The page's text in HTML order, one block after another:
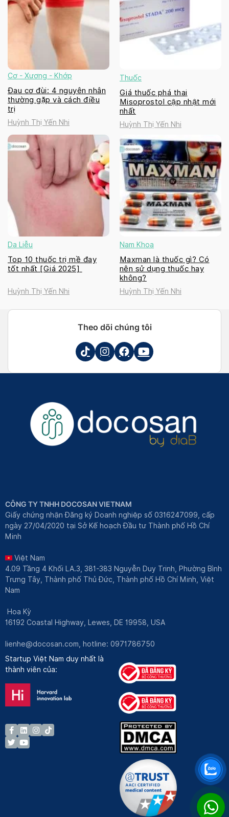
Cơ - Xương - Khớp
Đau cơ đùi: 4 nguyên nhân
thường gặp và cách điều
trị
Huỳnh Thị Yến Nhi
Thuốc
Giá thuốc phá thai
Misoprostol cập nhật mới
nhất
Huỳnh Thị Yến Nhi
Da Liễu
Top 10 thuốc trị mề đay
tốt nhất [Giá 2025]
Huỳnh Thị Yến Nhi
Nam Khoa
Maxman là thuốc gì? Có
nên sử dụng thuốc hay
không?
Huỳnh Thị Yến Nhi
Theo dõi chúng tôi
CÔNG TY TNHH DOCOSAN VIETNAM
Giấy chứng nhận Đăng ký Doanh nghiệp số 0316247099, cấp
ngày 27/04/2020 tại Sở Kế hoạch Đầu tư Thành phố Hồ Chí
Minh
Việt Nam
4.09 Tầng 4 Khối LA.3, 381-383 Nguyễn Duy Trinh, Phường Bình
Trưng Tây, Thành phố Thủ Đức, Thành phố Hồ Chí Minh, Việt
Nam
Hoa Kỳ
16192 Coastal Highway, Lewes, DE 19958, USA
lienhe@docosan.com , hotline: 0971786750
Startup Việt Nam duy nhất là
thành viên của: